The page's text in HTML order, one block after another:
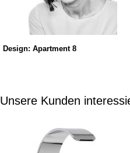
Design: Apartment 8
Unsere Kunden